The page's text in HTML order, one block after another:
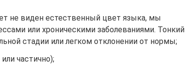
не виден естественный цвет языка, мы
или хроническими заболеваниями. Тонкий
стадии или легком отклонении от нормы;
частично);